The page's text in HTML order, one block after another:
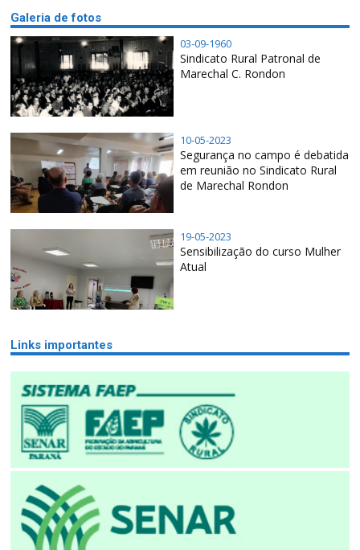
Galeria de fotos
03-09-1960
Sindicato Rural Patronal de
Marechal C. Rondon
10-05-2023
Segurança no campo é debatida
em reunião no Sindicato Rural
de Marechal Rondon
19-05-2023
Sensibilização do curso Mulher
Atual
Links importantes